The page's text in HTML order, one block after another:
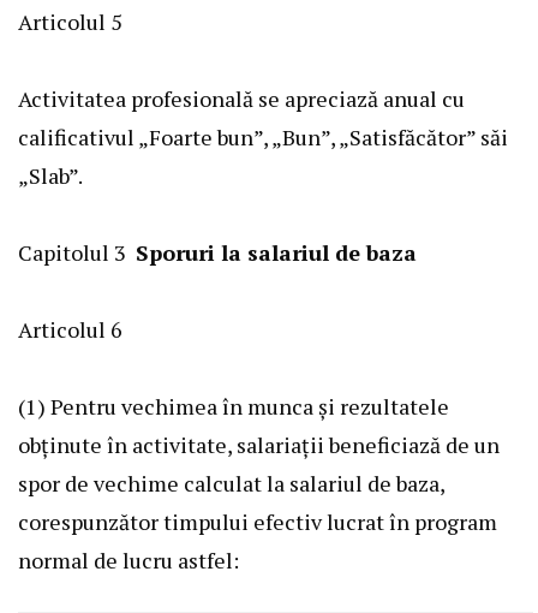
Articolul 5
Activitatea profesională se apreciază anual cu
calificativul „Foarte bun”, „Bun”, „Satisfăcător” săi
„Slab”.
Capitolul 3 Sporuri la salariul de baza
Articolul 6
(1) Pentru vechimea în munca şi rezultatele
obţinute în activitate, salariaţii beneficiază de un
spor de vechime calculat la salariul de baza,
corespunzător timpului efectiv lucrat în program
normal de lucru astfel: